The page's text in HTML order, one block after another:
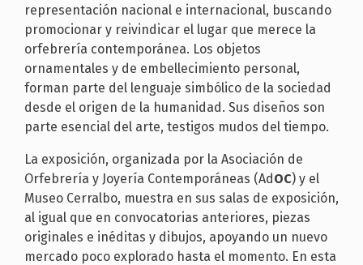
representación nacional e internacional, buscando
promocionar y reivindicar el lugar que merece la
orfebrería contemporánea. Los objetos
ornamentales y de embellecimiento personal,
forman parte del lenguaje simbólico de la sociedad
desde el origen de la humanidad. Sus diseños son
parte esencial del arte, testigos mudos del tiempo.
La exposición, organizada por la Asociación de
Orfebrería y Joyería Contemporáneas (AdOC) y el
Museo Cerralbo, muestra en sus salas de exposición,
al igual que en convocatorias anteriores, piezas
originales e inéditas y dibujos, apoyando un nuevo
mercado poco explorado hasta el momento. En esta